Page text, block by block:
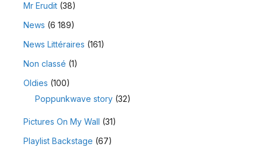
Mr Erudit(38)
News (6 189)
News Littéraires (161)
Non classé (1)
Oldies (100)
Poppunkwave story(32)
Pictures On My Wall (31)
Playlist Backstage (67)